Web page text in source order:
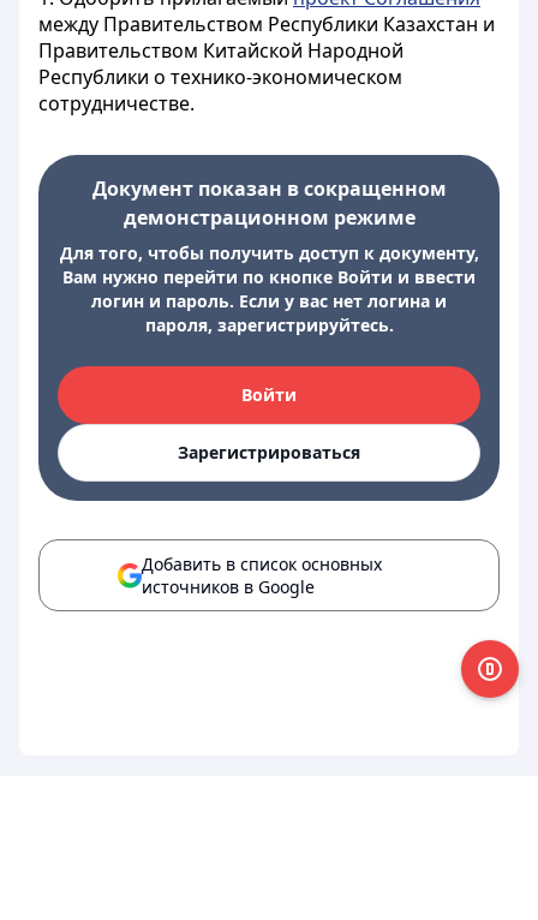
между Правительством Республики Казахстан и
Правительством Китайской Народной
Республики о технико-экономическом
сотрудничестве.
Документ показан в сокращенном
демонстрационном режиме
Для того, чтобы получить доступ к документу,
Вам нужно перейти по кнопке Войти и ввести
логин и пароль. Если у вас нет логина и
пароля, зарегистрируйтесь.
Войти
Зарегистрироваться
Добавить в список основных
источников в Google